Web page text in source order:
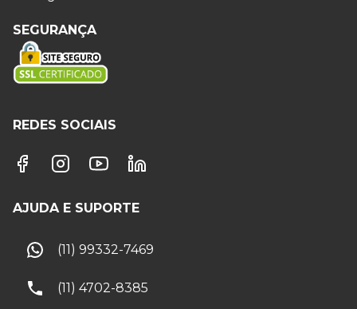
SEGURANÇA
REDES SOCIAIS
AJUDA E SUPORTE
(11) 99332-7469
(11) 4702-8385